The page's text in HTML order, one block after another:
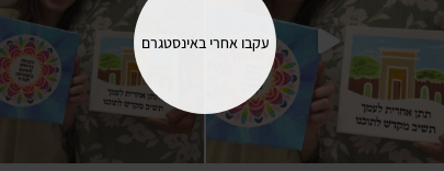
עקבו אחרי באינסטגרם